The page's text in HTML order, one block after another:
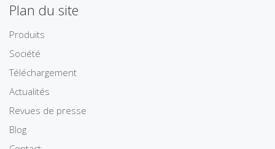
Plan du site
Produits
Société
Téléchargement
Actualités
Revues de presse
Blog